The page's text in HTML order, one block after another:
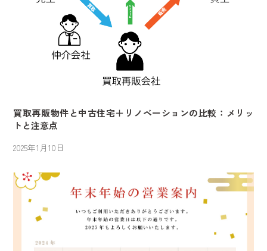
買取再販物件と中古住宅＋リノベーションの比較：メリッ
トと注意点
2025年1月10日